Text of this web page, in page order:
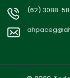
(62) 3088-